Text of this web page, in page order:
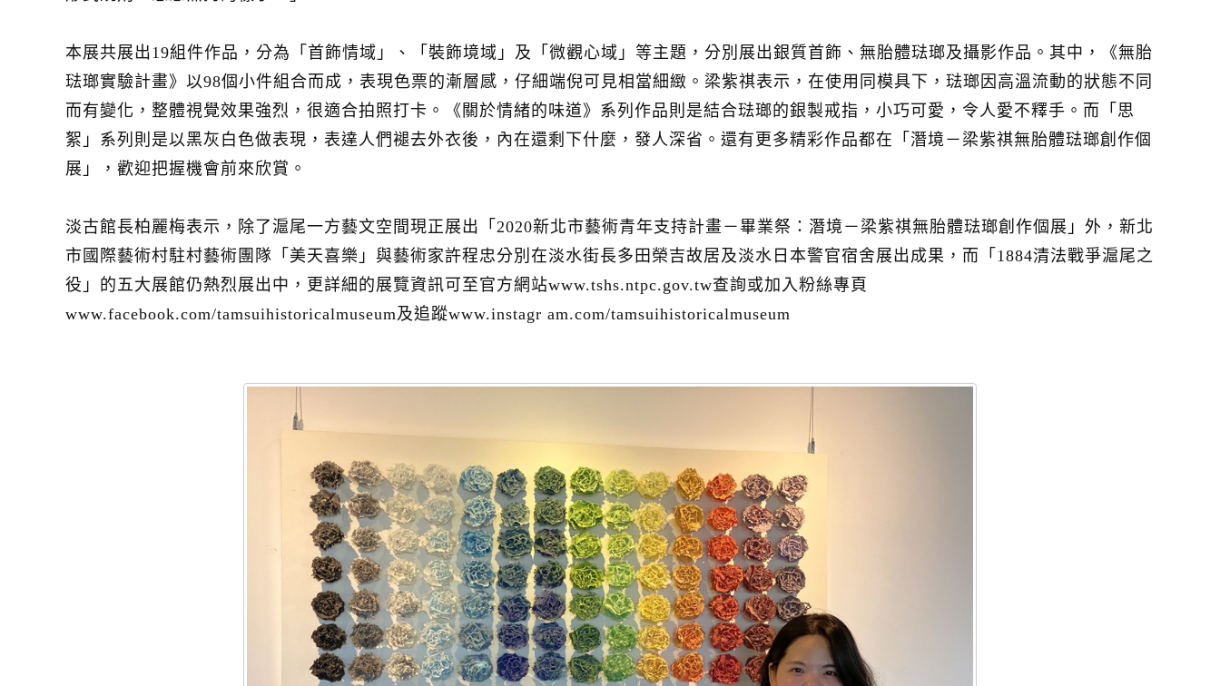
本展共展出19組件作品，分為「首飾情域」、「裝飾境域」及「微觀心域」等主題，分別展出銀質首飾、無胎體琺瑯及攝影作品。其中，《無胎
琺瑯實驗計畫》以98個小件組合而成，表現色票的漸層感，仔細端倪可見相當細緻。梁紫祺表示，在使用同模具下，琺瑯因高溫流動的狀態不同
而有變化，整體視覺效果強烈，很適合拍照打卡。《關於情緒的味道》系列作品則是結合琺瑯的銀製戒指，小巧可愛，令人愛不釋手。而「思
絮」系列則是以黑灰白色做表現，表達人們褪去外衣後，內在還剩下什麼，發人深省。還有更多精彩作品都在「潛境－梁紫祺無胎體琺瑯創作個
展」，歡迎把握機會前來欣賞。
淡古館長柏麗梅表示，除了滬尾一方藝文空間現正展出「2020新北市藝術青年支持計畫－畢業祭：潛境－梁紫祺無胎體琺瑯創作個展」外，新北
市國際藝術村駐村藝術團隊「美天喜樂」與藝術家許程忠分別在淡水街長多田榮吉故居及淡水日本警官宿舍展出成果，而「1884清法戰爭滬尾之
役」的五大展館仍熱烈展出中，更詳細的展覽資訊可至官方網站www.tshs.ntpc.gov.tw查詢或加入粉絲專頁
www.facebook.com/tamsuihistoricalmuseum及追蹤www.instagr am.com/tamsuihistoricalmuseum